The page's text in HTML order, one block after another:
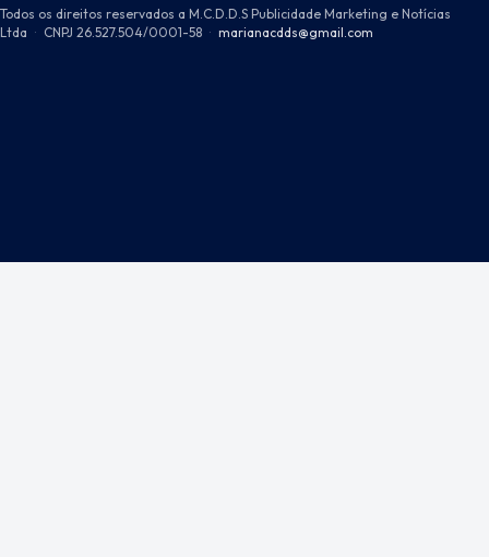
Todos os direitos reservados a M.C.D.D.S Publicidade Marketing e Notícias
Ltda · CNPJ 26.527.504/0001-58 · marianacdds@gmail.com